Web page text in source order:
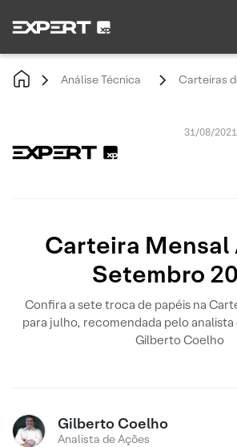
Análise Técnica Carteiras
31/08/2021
Carteira Mensal
Setembro
Confira a sete troca de papéis na
para julho, recomendada pelo
Gilberto Coelho
Gilberto Coelho
Analista de Ações